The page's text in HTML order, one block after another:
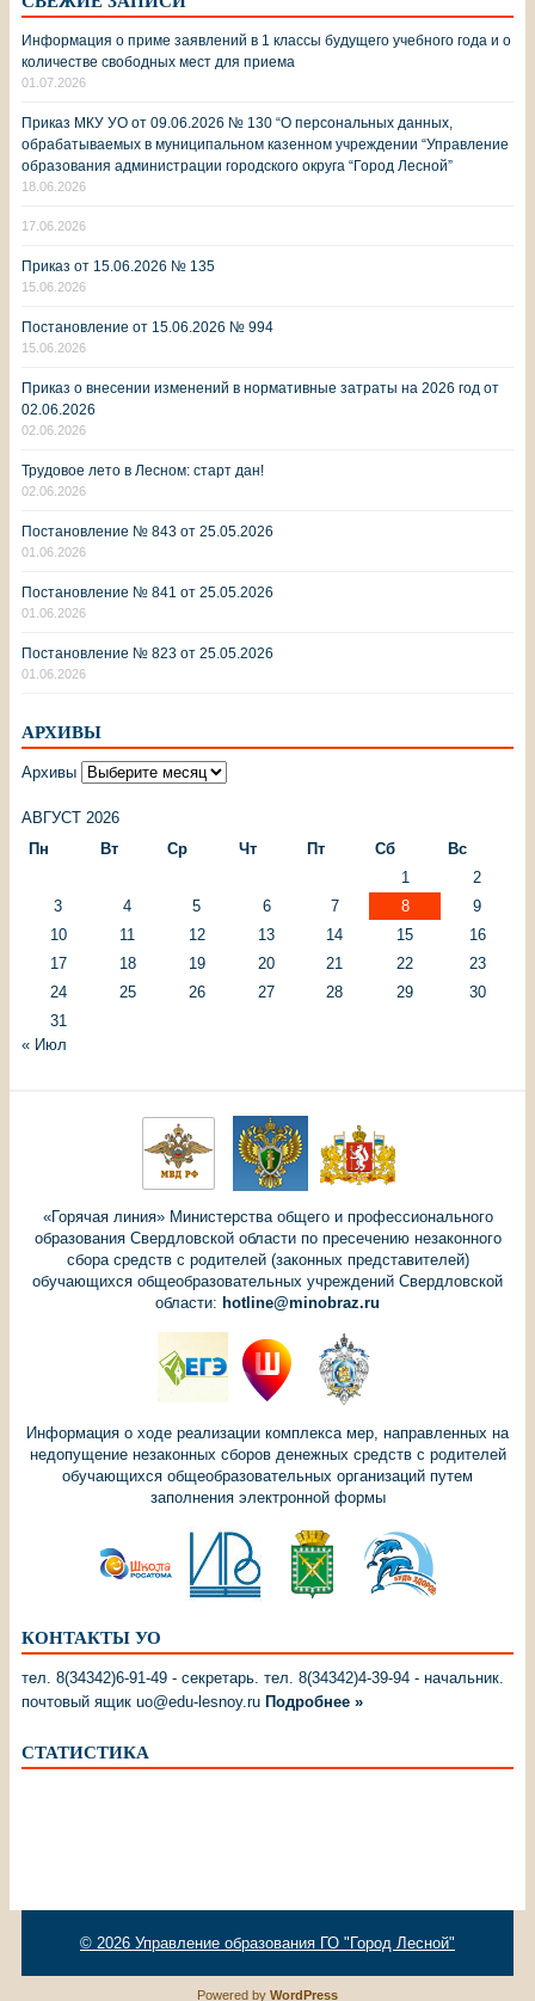
Информация о приме заявлений в 1 классы будущего учебного года и о
количестве свободных мест для приема
01.07.2026
Приказ МКУ УО от 09.06.2026 № 130 “О персональных данных,
обрабатываемых в муниципальном казенном учреждении “Управление
образования администрации городского округа “Город Лесной”
18.06.2026
17.06.2026
Приказ от 15.06.2026 № 135
15.06.2026
Постановление от 15.06.2026 № 994
15.06.2026
Приказ о внесении изменений в нормативные затраты на 2026 год от
02.06.2026
02.06.2026
Трудовое лето в Лесном: старт дан!
02.06.2026
Постановление № 843 от 25.05.2026
01.06.2026
Постановление № 841 от 25.05.2026
01.06.2026
Постановление № 823 от 25.05.2026
01.06.2026
АРХИВЫ
Архивы
АВГУСТ 2026
Пн
Вт Ср Чт Пт Сб
Вс
1
2
3
4 5 6 7 8
9
10
11 12 13 14 15
16
17
18 19 20 21 22
23
24
25 26 27 28 29
30
31
« Июл
«Горячая линия» Министерства общего и профессионального
образования Свердловской области по пресечению незаконного
сбора средств с родителей (законных представителей)
обучающихся общеобразовательных учреждений Свердловской
области: hotline@minobraz.ru
Информация о ходе реализации комплекса мер, направленных на
недопущение незаконных сборов денежных средств с родителей
обучающихся общеобразовательных организаций путем
заполнения электронной формы
КОНТАКТЫ УО
тел. 8(34342)6-91-49 - секретарь. тел. 8(34342)4-39-94 - начальник.
почтовый ящик uo@edu-lesnoy.ru Подробнее »
СТАТИСТИКА
© 2026 Управление образования ГО "Город Лесной"
Powered by WordPress